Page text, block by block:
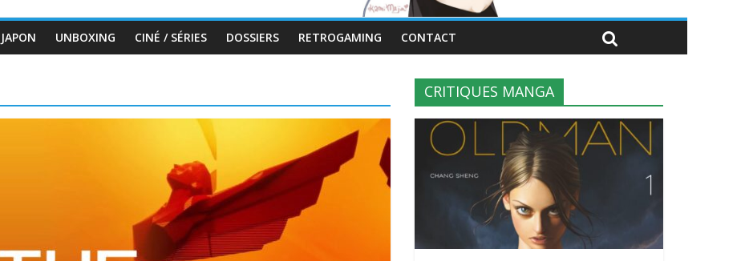
JAPON UNBOXING CINÉ / SÉRIES DOSSIERS RETROGAMING CONTACT
CRITIQUES MANGA